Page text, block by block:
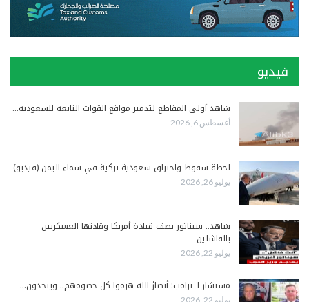
فيديو
شاهد أولى المقاطع لتدمير مواقع القوات التابعة للسعودية…
أغسطس 6, 2026
لحظة سقوط واحتراق سعودية تركية في سماء اليمن (فيديو)
يوليو 26, 2026
شاهد.. سيناتور يصف قيادة أمريكا وقادتها العسكريين
بالفاشلين
يوليو 22, 2026
مستشار لـ ترامب: أنصارُ الله هزموا كل خصومهم.. ويتحدون…
يوليو 22, 2026